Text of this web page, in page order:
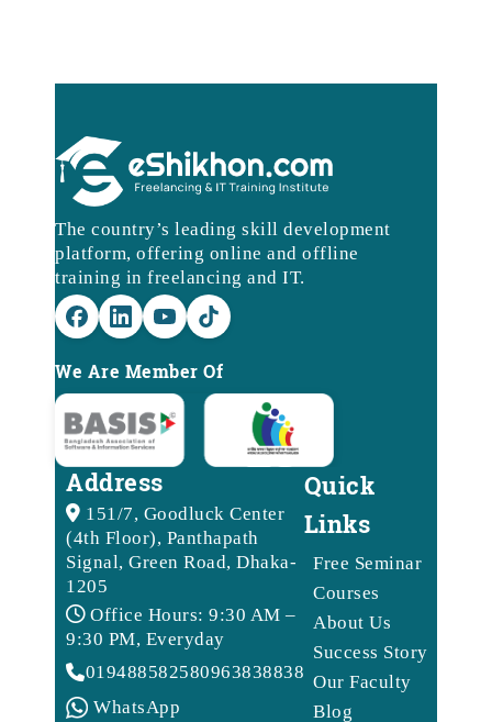
The country’s leading skill development
platform, offering online and offline
training in freelancing and IT.
We Are Member Of
Address
151/7, Goodluck Center
(4th Floor), Panthapath
Signal, Green Road, Dhaka-
1205
Office Hours: 9:30 AM –
9:30 PM, Everyday
0194885825809638388388
WhatsApp
Quick
Links
Free Seminar
Courses
About Us
Success Story
Our Faculty
Blog